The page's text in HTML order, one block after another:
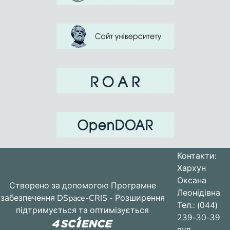
обеспечивает формирование умений
методическими приемами.
Прикладной этап способствует
обеспечивает их реализацию
непосредственно в практической
В концептуальной части работы
процесса выбора методов обучения,
компоненты которого (анализ,
диагностирование, прогнозирование,
проектирование, моделирование)
взаимосвязаны и взаимообусловлены,
функционируют по законам прямой и
Створено за допомогою Програмне
забезпечення DSpace-CRIS - Розширення
підтримується та оптимізується
Контакти:
Хархун
Оксана
Леонідівна
Тел.: (044)
239-30-39